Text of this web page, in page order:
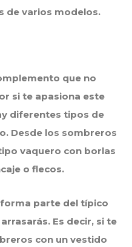
de varios modelos.
que no
si te apasiona este
diferentes tipos de
Desde los sombreros
vaquero con borlas
o flecos.
parte del típico
Es decir, si te
con un vestido